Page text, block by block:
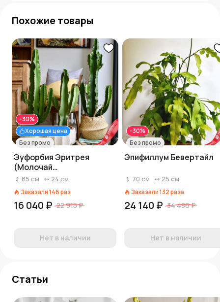
Похожие товары
Хорошая цена
-30%
Без промо
Эуфорбия Эритрея
(Молочай
канделябровый)
85 см 24 см
Заказали146раз
16 040 ₽ 22 915 ₽
Нет в наличии
-30%
Без промо
Эпифиллум Бевертайл
70 см 25 см
Заказали132раза
24 140 ₽ 34 486 ₽
Нет в наличии
Статьи